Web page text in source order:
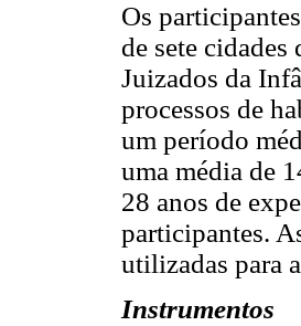
Os
de sete
Juizados da
processos de
um período
uma média de
28 anos de
participantes.
utilizadas para
Instrumentos